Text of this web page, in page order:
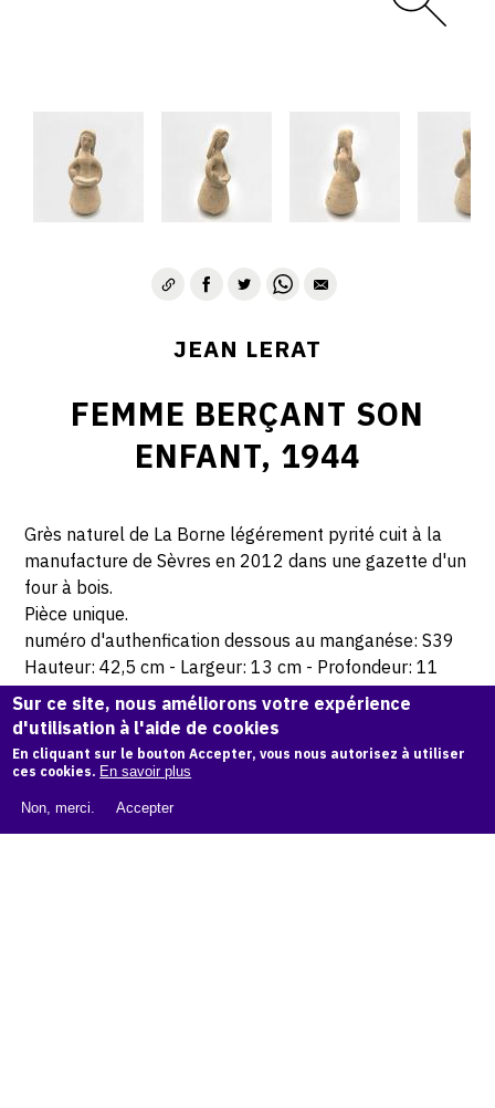
JEAN LERAT
FEMME BERÇANT SON
ENFANT, 1944
Grès naturel de La Borne légérement pyrité cuit à la
manufacture de Sèvres en 2012 dans une gazette d'un
four à bois.
Pièce unique.
numéro d'authenfication dessous au manganése: S39
Hauteur: 42,5 cm - Largeur: 13 cm - Profondeur: 11
cm.
© Atelier Jean et Jacqueline Lerat
CITER CETTE ŒUVRE
Sur ce site, nous améliorons votre expérience
d'utilisation à l'aide de cookies
En cliquant sur le bouton Accepter, vous nous autorisez à utiliser
ces cookies. En savoir plus
Non, merci. Accepter